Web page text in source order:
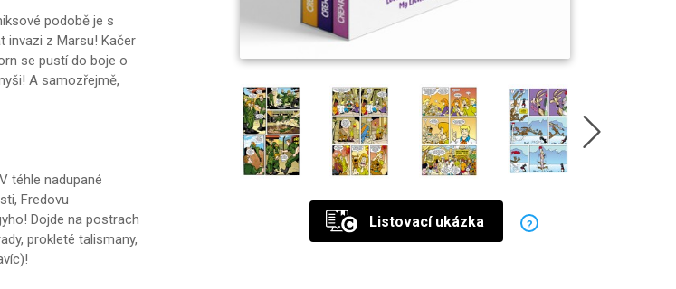
podobě je s
invazi z Marsu! Kačer
se pustí do boje o
A samozřejmě,
téhle nadupané
Fredovu
Dojde na postrach
prokleté talismany,
Listovací ukázka ?